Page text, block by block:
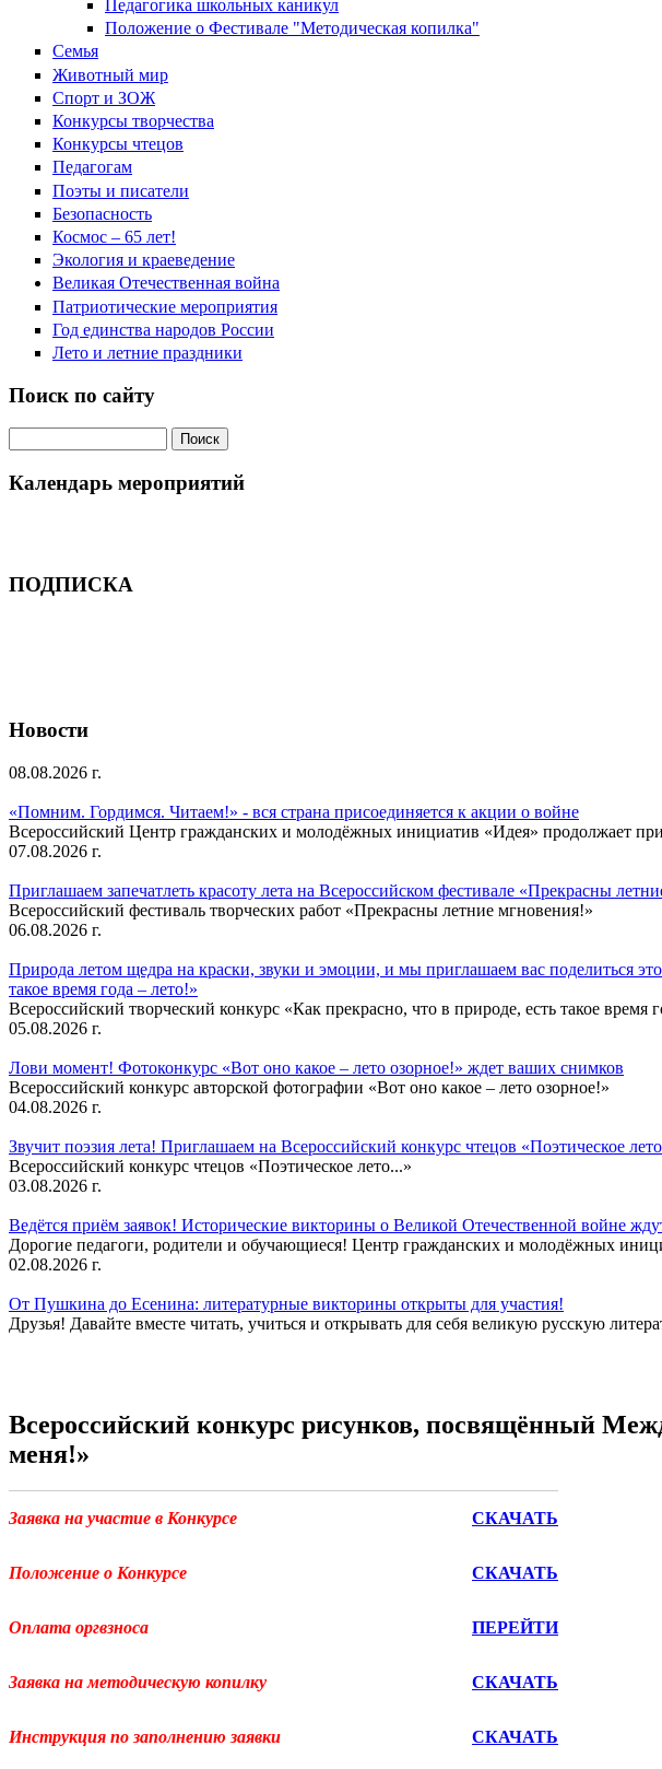
Педагогика школьных каникул
Положение о Фестивале "Методическая копилка"
Семья
Животный мир
Спорт и ЗОЖ
Конкурсы творчества
Конкурсы чтецов
Педагогам
Поэты и писатели
Безопасность
Космос – 65 лет!
Экология и краеведение
Великая Отечественная война
Патриотические мероприятия
Год единства народов России
Лето и летние праздники
Поиск по сайту
Календарь мероприятий
ПОДПИСКА
Новости
08.08.2026 г.
«Помним. Гордимся. Читаем!» - вся страна присоединяется к акции о войне
Всероссийский Центр гражданских и молодёжных инициатив «Идея» продолжает
07.08.2026 г.
Приглашаем запечатлеть красоту лета на Всероссийском фестивале «Прекрасны
Всероссийский фестиваль творческих работ «Прекрасны летние мгновения!»
06.08.2026 г.
Природа летом щедра на краски, звуки и эмоции, и мы приглашаем вас поделиться
такое время года – лето!»
Всероссийский творческий конкурс «Как прекрасно, что в природе, есть такое время
05.08.2026 г.
Лови момент! Фотоконкурс «Вот оно какое – лето озорное!» ждет ваших снимков
Всероссийский конкурс авторской фотографии «Вот оно какое – лето озорное!»
04.08.2026 г.
Звучит поэзия лета! Приглашаем на Всероссийский конкурс чтецов «Поэтическое
Всероссийский конкурс чтецов «Поэтическое лето...»
03.08.2026 г.
Ведётся приём заявок! Исторические викторины о Великой Отечественной войне
Дорогие педагоги, родители и обучающиеся! Центр гражданских и молодёжных
02.08.2026 г.
От Пушкина до Есенина: литературные викторины открыты для участия!
Друзья! Давайте вместе читать, учиться и открывать для себя великую русскую
Всероссийский конкурс рисунков, посвящённый
меня!»
Заявка на участие в Конкурсе СКАЧАТЬ
Положение о Конкурсе СКАЧАТЬ
Оплата оргвзноса ПЕРЕЙТИ
Заявка на методическую копилку СКАЧАТЬ
Инструкция по заполнению заявки СКАЧАТЬ